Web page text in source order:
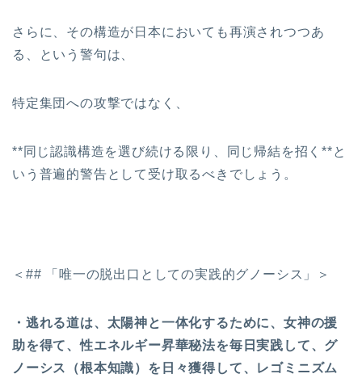
さらに、その構造が日本においても再演されつつあ
る、という警句は、
特定集団への攻撃ではなく、
**同じ認識構造を選び続ける限り、同じ帰結を招く**と
いう普遍的警告として受け取るべきでしょう。
＜## 「唯一の脱出口としての実践的グノーシス」＞
・逃れる道は、太陽神と一体化するために、女神の援
助を得て、性エネルギー昇華秘法を毎日実践して、グ
ノーシス（根本知識）を日々獲得して、レゴミニズム